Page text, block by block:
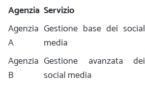
Agenzia Servizio
Agenzia
A
Gestione base dei social
media
Agenzia
B
Gestione avanzata dei
social media